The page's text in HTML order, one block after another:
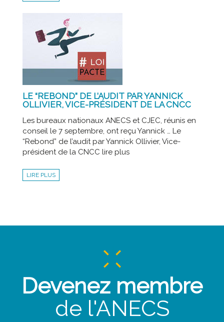
LE “REBOND” DE L’AUDIT PAR YANNICK
OLLIVIER, VICE-PRÉSIDENT DE LA CNCC
Les bureaux nationaux ANECS et CJEC, réunis en
conseil le 7 septembre, ont reçu Yannick … Le
“Rebond” de l’audit par Yannick Ollivier, Vice-
président de la CNCC lire plus
LIRE PLUS
Devenez membre
de l'ANECS